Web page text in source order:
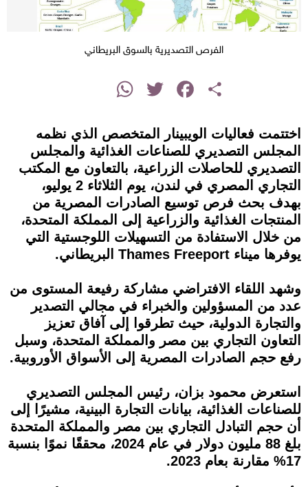
الفرص التصديرية بالسوق البريطاني
Share
Facebook
Twitter
WhatsApp
اختتمت فعاليات الويبينار المتخصص الذي نظمه
المجلس التصديري للصناعات الغذائية والمجلس
التصديري للحاصلات الزراعية، بالتعاون مع المكتب
التجاري المصري في لندن، يوم الثلاثاء 2 يوليو،
بهدف بحث فرص توسيع الصادرات المصرية من
المنتجات الغذائية والزراعية إلى المملكة المتحدة،
من خلال الاستفادة من التسهيلات اللوجستية التي
يوفرها ميناء Thames Freeport البريطاني.
وشهد اللقاء الافتراضي مشاركة رفيعة المستوى من
عدد من المسؤولين والخبراء في مجالي التصدير
والتجارة الدولية، حيث تطرقوا إلى آفاق تعزيز
التعاون التجاري بين مصر والمملكة المتحدة، وسبل
رفع حجم الصادرات المصرية إلى الأسواق الأوروبية.
استعرض محمود بزان، رئيس المجلس التصديري
للصناعات الغذائية، بيانات التجارة البينية، مشيرًا إلى
أن حجم التبادل التجاري بين مصر والمملكة المتحدة
بلغ 88 مليون دولار في عام 2024، محققًا نموًا بنسبة
17% مقارنة بعام 2023.